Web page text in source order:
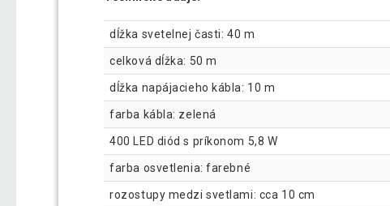
dĺžka svetelnej časti: 40 m
celková dĺžka: 50 m
dĺžka napájacieho kábla: 10 m
farba kábla: zelená
400 LED diód s príkonom 5,8 W
farba osvetlenia: farebné
rozostupy medzi svetlami: cca 10 cm